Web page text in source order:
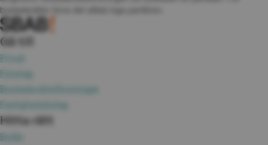
bostadsrätter finns det alltså inga pantbrev.
Gå till
Privat
Företag
Bostadsrättsföreningar
Fastighetsbolag
Hitta rätt
Bolån